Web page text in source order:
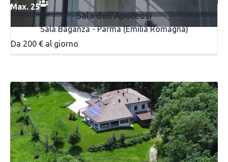
Max. 25
Sala dell’Apoteosi
Sala Baganza - Parma (Emilia Romagna)
Da 200 € al giorno